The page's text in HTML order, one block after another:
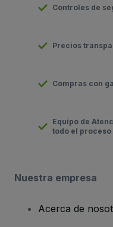
Controles de
Precios
Compras con
Equipo de
todo el proceso
Nuestra empresa
Acerca de